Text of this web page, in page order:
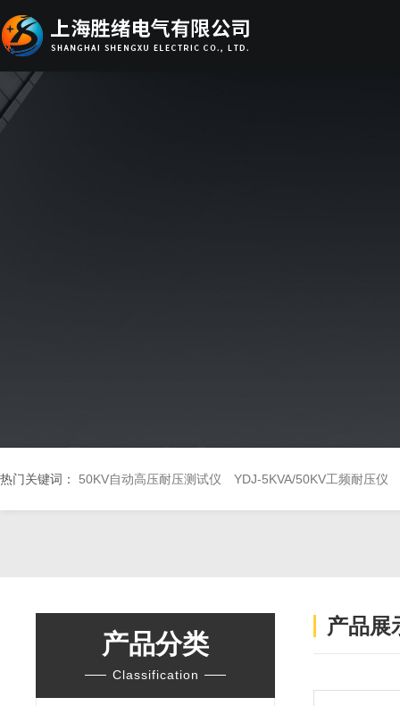
热门关键词： 50KV自动高压耐压测试仪 YDJ-5KVA/50KV工频耐压仪
产品分类
Classification
产品展